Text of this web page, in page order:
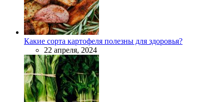
Какие сорта картофеля полезны для здоровья?
22 апреля, 2024